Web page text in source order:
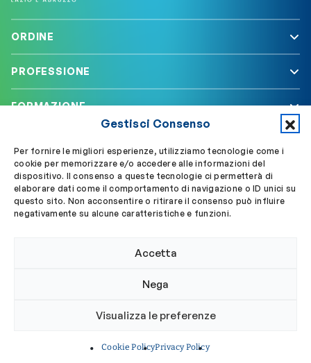
Gestisci Consenso
Per fornire le migliori esperienze, utilizziamo tecnologie come i
cookie per memorizzare e/o accedere alle informazioni del
dispositivo. Il consenso a queste tecnologie ci permetterà di
elaborare dati come il comportamento di navigazione o ID unici su
questo sito. Non acconsentire o ritirare il consenso può influire
negativamente su alcune caratteristiche e funzioni.
Accetta
Nega
Visualizza le preferenze
Cookie PolicyPrivacy Policy
ORDINE
PROFESSIONE
FORMAZIONE
Segui OBLA su Accedi a My OBLA
Cookie policy